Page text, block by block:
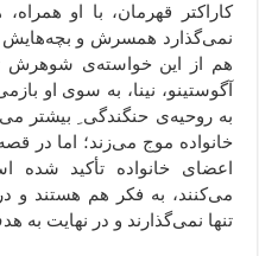
کاراکتر قهرمان، با او
نمی‌گذارد همسرش و بچه‌هایش
هم از این خواسته‌ی شوهرش
آگوستینو، نینا، به سوی او
به روحیه‌ی حنگندگی ِ بیشتر
خانواده موج می‌زند؛ اما در
اعضای خانواده تأکید شده
می‌کنند، به فکر هم هستند و
تنها نمی‌گذارند و در نهایت